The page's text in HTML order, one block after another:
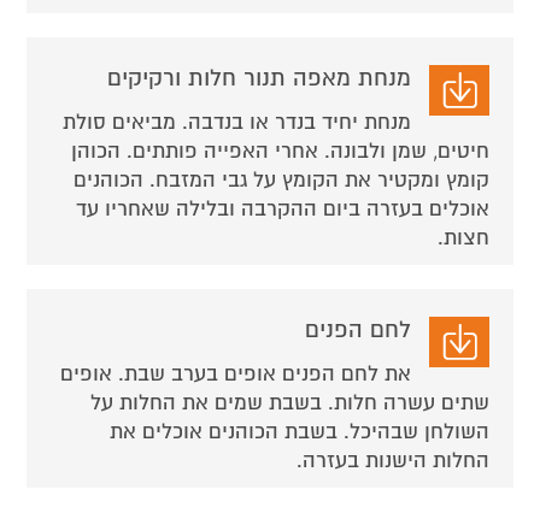
מנחת מאפה תנור חלות ורקיקים
מנחת יחיד בנדר או בנדבה. מביאים סולת
חיטים, שמן ולבונה. אחרי האפייה פותתים. הכוהן
קומץ ומקטיר את הקומץ על גבי המזבח. הכוהנים
אוכלים בעזרה ביום ההקרבה ובלילה שאחריו עד
חצות.
לחם הפנים
את לחם הפנים אופים בערב שבת. אופים
שתים עשרה חלות. בשבת שמים את החלות על
השולחן שבהיכל. בשבת הכוהנים אוכלים את
החלות הישנות בעזרה.